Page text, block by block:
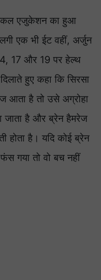
एजुकेशन का हुआ
एक भी ईट वहीं, अर्जुन
17 और 19 पर हेल्थ
हुए कहा कि सिरसा
आता है तो उसे अग्रोहा
जाता है और ब्रेन हैमरेज
होता है। यदि कोई ब्रेन
गया तो वो बच नहीं